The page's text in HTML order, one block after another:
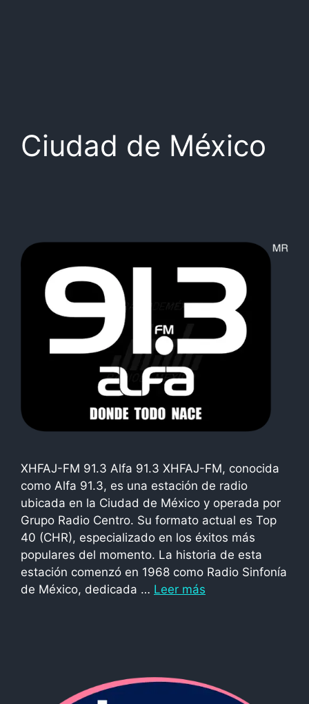
Ciudad de México
XHFAJ-FM 91.3 Alfa 91.3 XHFAJ-FM, conocida
como Alfa 91.3, es una estación de radio
ubicada en la Ciudad de México y operada por
Grupo Radio Centro. Su formato actual es Top
40 (CHR), especializado en los éxitos más
populares del momento. La historia de esta
estación comenzó en 1968 como Radio Sinfonía
de México, dedicada … Leer más